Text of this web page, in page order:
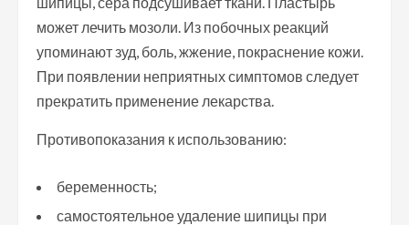
может лечить мозоли. Из побочных реакций
упоминают зуд, боль, жжение, покраснение кожи.
При появлении неприятных симптомов следует
прекратить применение лекарства.
Противопоказания к использованию:
беременность;
самостоятельное удаление шипицы при